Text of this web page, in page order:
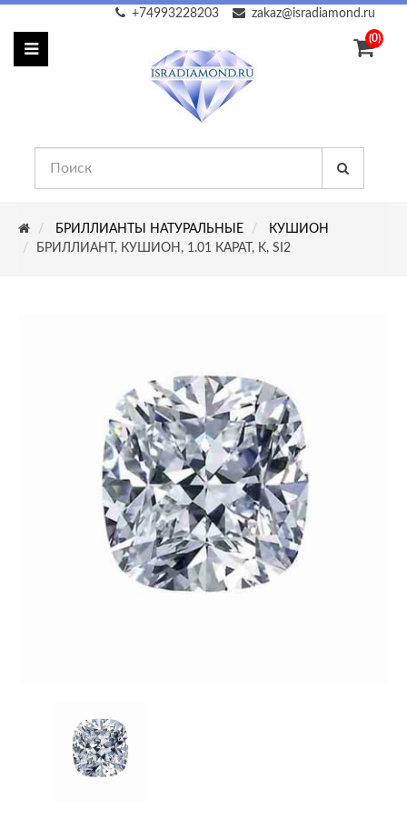
zakaz@isradiamond.ru
+74993228203
(0)
БРИЛЛИАНТЫ НАТУРАЛЬНЫЕ
КУШИОН
БРИЛЛИАНТ, КУШИОН, 1.01 КАРАТ, K, SI2